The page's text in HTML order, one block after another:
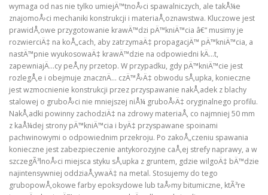
wymaga od nas nie tylko umiejÄ™tnoÅ›ci spawalniczych, ale takÅ¼e
znajomoÅ›ci mechaniki konstrukcji i materiaÅ‚oznawstwa. Kluczowe jest
prawidÅ‚owe przygotowanie krawÄ™dzi pÄ™kniÄ™cia â€“ musimy je
rozwierciÄ‡ na koÅ„cach, aby zatrzymaÄ‡ propagacjÄ™ pÄ™kniÄ™cia, a
nastÄ™pnie wyukosowaÄ‡ krawÄ™dzie na odpowiedni kÄ…t,
zapewniajÄ…cy peÅ‚ny przetop. W przypadku, gdy pÄ™kniÄ™cie jest
rozlegÅ‚e i obejmuje znacznÄ… czÄ™Å›Ä‡ obwodu sÅ‚upka, konieczne
jest wzmocnienie konstrukcji przez przyspawanie nakÅ‚adek z blachy
stalowej o gruboÅ›ci nie mniejszej niÅ¼ gruboÅ›Ä‡ oryginalnego profilu.
NakÅ‚adki powinny zachodziÄ‡ na zdrowy materiaÅ‚ co najmniej 50 mm
z kaÅ¼dej strony pÄ™kniÄ™cia i byÄ‡ przyspawane spoinami
pachwinowymi o odpowiednim przekroju. Po zakoÅ„czeniu spawania
konieczne jest zabezpieczenie antykorozyjne caÅ‚ej strefy naprawy, a w
szczegÃ³lnoÅ›ci miejsca styku sÅ‚upka z gruntem, gdzie wilgoÄ‡ bÄ™dzie
najintensywniej oddziaÅ‚ywaÄ‡ na metal. Stosujemy do tego
grubopowÅ‚okowe farby epoksydowe lub taÅ›my bitumiczne, ktÃ³re